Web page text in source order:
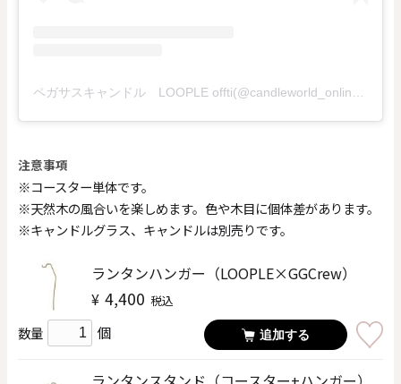
注意事項
※コースター単体です。
※天然木の風合いを楽しめます。色や木目に個体差があります。
※キャンドルグラス、キャンドルは別売りです。
ランタンハンガー（LOOPLE×GGCrew）
¥ 4,400 税込
数量 個 追加する